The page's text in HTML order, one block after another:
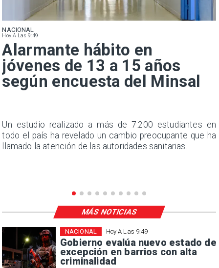
NACIONAL
Hoy A Las 9:49
Alarmante hábito en
jóvenes de 13 a 15 años
según encuesta del Minsal
Un estudio realizado a más de 7.200 estudiantes en
todo el país ha revelado un cambio preocupante que ha
llamado la atención de las autoridades sanitarias.
Hoy A Las 9:49
Gobierno evalúa nuevo estado de
excepción en barrios con alta
criminalidad
NACIONAL
MÁS NOTICIAS